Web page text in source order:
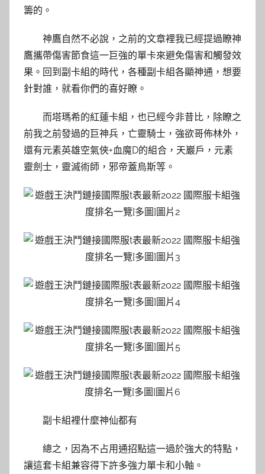
籌的。
神鷹自然不必說，之前的文章裡我已經提過瞭神
鷹攜帶傷害節食這一巨強的單卡來避免傷害和觸發效
果。回到副卡組的時代，各種副卡組各顯神通，想要
針對誰，就看你們的喜好瞭。
而塔瑪希的紅蓮卡組，也已經今非昔比，除瞭之
前我之前發過的巨神兵，亡靈騎士，強欲哥佈林外，
還有元素英雄空氣俠+血魔D的組合，天巖戶，元素
靈劍士，靈滅術師，邪帝蓋烏斯等。
副卡組裡什麼神仙都有
總之，因為不占用通招點這一過於強大的特點，
讓這套卡組兼容得下許多強力單卡和小軸。